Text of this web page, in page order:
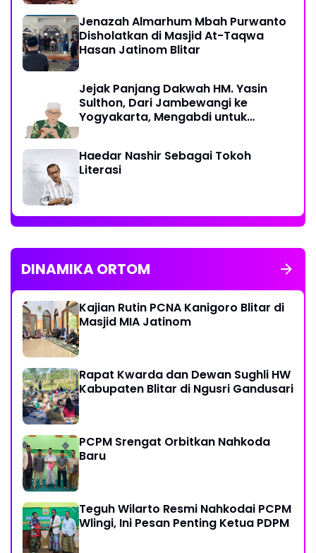
Jenazah Almarhum Mbah Purwanto
Disholatkan di Masjid At-Taqwa
Hasan Jatinom Blitar
Jejak Panjang Dakwah HM. Yasin
Sulthon, Dari Jambewangi ke
Yogyakarta, Mengabdi untuk
Haedar Nashir Sebagai Tokoh
Literasi
DINAMIKA ORTOM
Kajian Rutin PCNA Kanigoro Blitar di
Masjid MIA Jatinom
Rapat Kwarda dan Dewan Sughli HW
Kabupaten Blitar di Ngusri Gandusari
PCPM Srengat Orbitkan Nahkoda
Baru
Teguh Wilarto Resmi Nahkodai PCPM
Wlingi, Ini Pesan Penting Ketua PDPM